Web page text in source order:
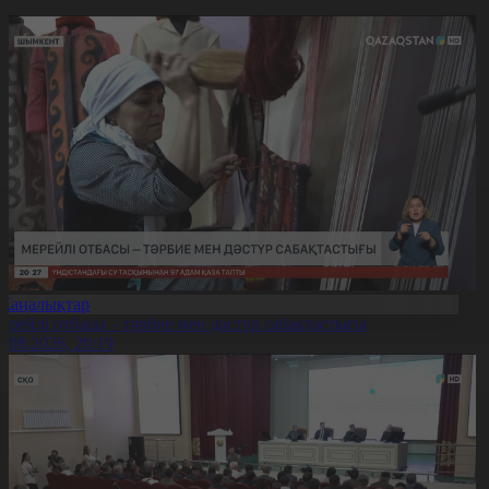
отбасы – тәрбие мен дәстүр сабақтастығы
20:19